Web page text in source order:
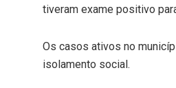
tiveram exame positivo
Os casos ativos no
isolamento social.